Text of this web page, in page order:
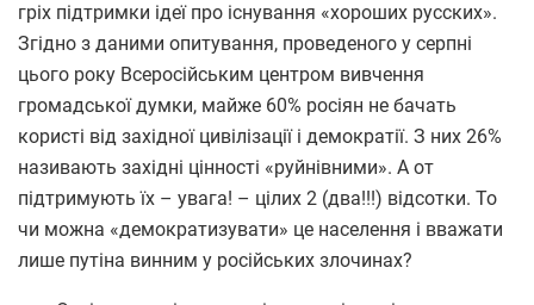
гріх підтримки ідеї про існування «хороших русских».
Згідно з даними опитування, проведеного у серпні
цього року Всеросійським центром вивчення
громадської думки, майже 60% росіян не бачать
користі від західної цивілізації і демократії. З них 26%
називають західні цінності «руйнівними». А от
підтримують їх – увага! – цілих 2 (два!!!) відсотки. То
чи можна «демократизувати» це населення і вважати
лише путіна винним у російських злочинах?